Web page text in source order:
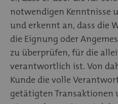
notwendigen Kenntnisse
und erkennt an, dass die
die Eignung oder
zu überprüfen, für die
verantwortlich ist. Von
Kunde die volle
getätigten Transaktionen